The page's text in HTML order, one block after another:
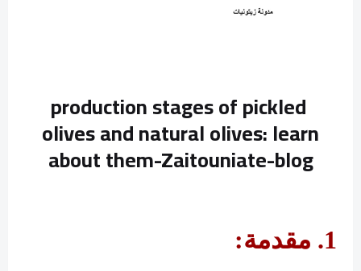
production stages of pickled
olives and natural olives: learn
about them-Zaitouniate-blog
1. مقدمة: